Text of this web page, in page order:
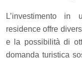
L’investimento in
residence offre
e la possibilità di
domanda turistica